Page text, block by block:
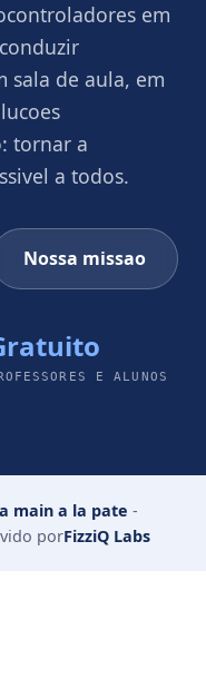
em
sala de aula, em
tornar a
a todos.
Nossa missao
E ALUNOS
main a la pate -
porFizziQ Labs